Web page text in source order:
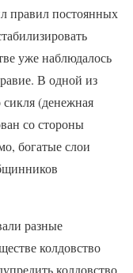
правил постоянных
уже наблюдалось
В одной из
сикля (денежная
со стороны
богатые слои
разные
колдовство
колдовство,